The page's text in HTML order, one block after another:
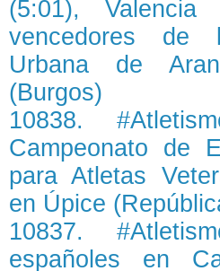
(5:01),
vencedores de
Urbana de
(Burgos)
10838.
Campeonato de
para Atletas
en Úpice
10837.
españoles en